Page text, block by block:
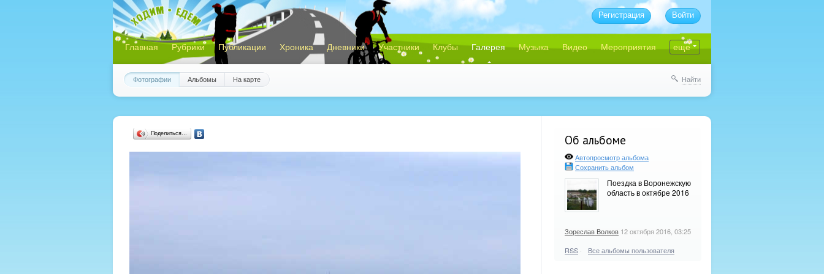
Главная Рубрики Публикации Хроника Дневники Участники Клубы Галерея Музыка Видео Мероприятия еще
Регистрация Войти
Фотографии Альбомы На карте Найти
Об альбоме
Автопросмотр альбома
Сохранить альбом
Поездка в Воронежскую
область в октябре 2016
Зореслав Волков 12 октября 2016, 03:25
RSS · Все альбомы пользователя
Поделиться…